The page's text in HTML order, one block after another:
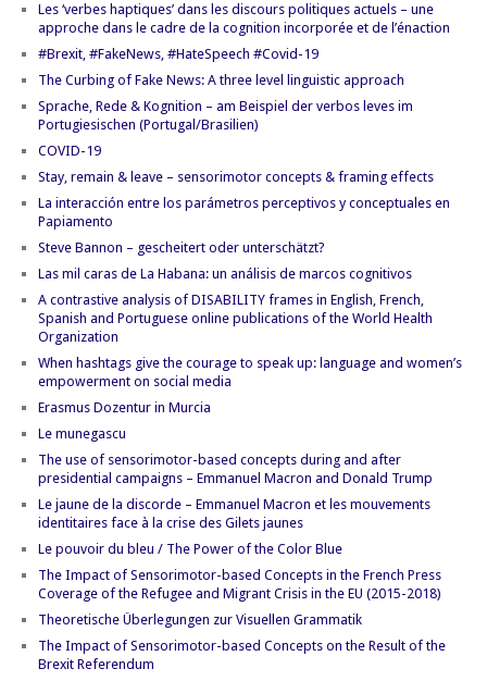
Les ‘verbes haptiques’ dans les discours politiques actuels – une
approche dans le cadre de la cognition incorporée et de l’énaction
#Brexit, #FakeNews, #HateSpeech #Covid-19
The Curbing of Fake News: A three level linguistic approach
Sprache, Rede & Kognition – am Beispiel der verbos leves im
Portugiesischen (Portugal/Brasilien)
COVID-19
Stay, remain & leave – sensorimotor concepts & framing effects
La interacción entre los parámetros perceptivos y conceptuales en
Papiamento
Steve Bannon – gescheitert oder unterschätzt?
Las mil caras de La Habana: un análisis de marcos cognitivos
A contrastive analysis of DISABILITY frames in English, French,
Spanish and Portuguese online publications of the World Health
Organization
When hashtags give the courage to speak up: language and women’s
empowerment on social media
Erasmus Dozentur in Murcia
Le munegascu
The use of sensorimotor-based concepts during and after
presidential campaigns – Emmanuel Macron and Donald Trump
Le jaune de la discorde – Emmanuel Macron et les mouvements
identitaires face à la crise des Gilets jaunes
Le pouvoir du bleu / The Power of the Color Blue
The Impact of Sensorimotor-based Concepts in the French Press
Coverage of the Refugee and Migrant Crisis in the EU (2015-2018)
Theoretische Überlegungen zur Visuellen Grammatik
The Impact of Sensorimotor-based Concepts on the Result of the
Brexit Referendum